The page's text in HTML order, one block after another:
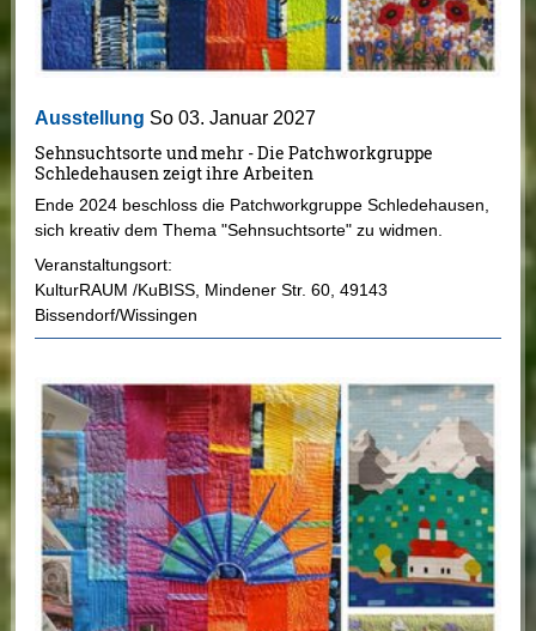
Ausstellung So 03. Januar 2027
Veranstaltungsort:
KulturRAUM /KuBISS, Mindener Str. 60, 49143
Bissendorf/Wissingen
Sehnsuchtsorte und mehr - Die Patchworkgruppe
Schledehausen zeigt ihre Arbeiten
Ende 2024 beschloss die Patchworkgruppe Schledehausen,
sich kreativ dem Thema "Sehnsuchtsorte" zu widmen.